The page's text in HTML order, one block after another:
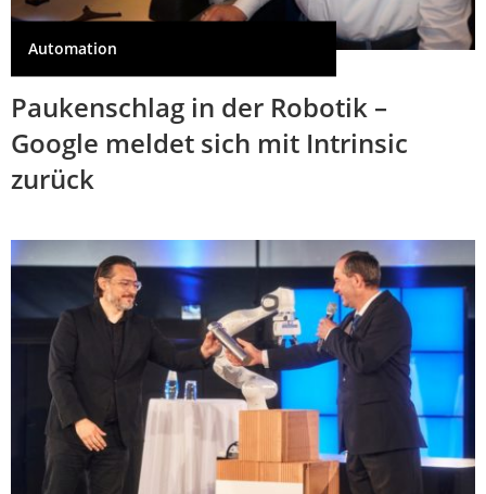
Automation
Paukenschlag in der Robotik –
Google meldet sich mit Intrinsic
zurück